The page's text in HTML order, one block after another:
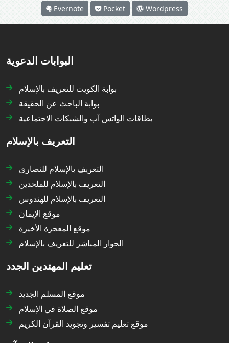
Evernote
Pocket Wordpress
البوابات الدعوية
بوابة الكويت للتعريف بالإسلام
بوابة الباحث عن الحقيقة
بطاقات الواتس آب والشبكات الاجتماعية
التعريف بالإسلام
التعريف بالإسلام للنصارى
التعريف بالإسلام للملحدين
التعريف بالإسلام للهندوس
موقع الإيمان
موقع المعجزة الأخيرة
الحوار المباشر للتعريف بالإسلام
تعليم المهتدين الجدد
موقع المسلم الجديد
موقع الصلاة في الإسلام
موقع تعليم تفسير وتجويد القرآن الكريم